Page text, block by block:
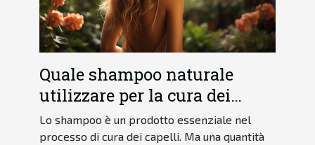
Quale shampoo naturale
utilizzare per la cura dei
capelli ?
Lo shampoo è un prodotto essenziale nel
processo di cura dei capelli. Ma una quantità